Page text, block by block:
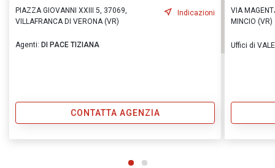
PIAZZA GIOVANNI XXIII 5, 37069,
VILLAFRANCA DI VERONA (VR)
Indicazioni
Agenti: DI PACE TIZIANA
CONTATTA AGENZIA
VIA
MINCIO (VR)
Uffici di